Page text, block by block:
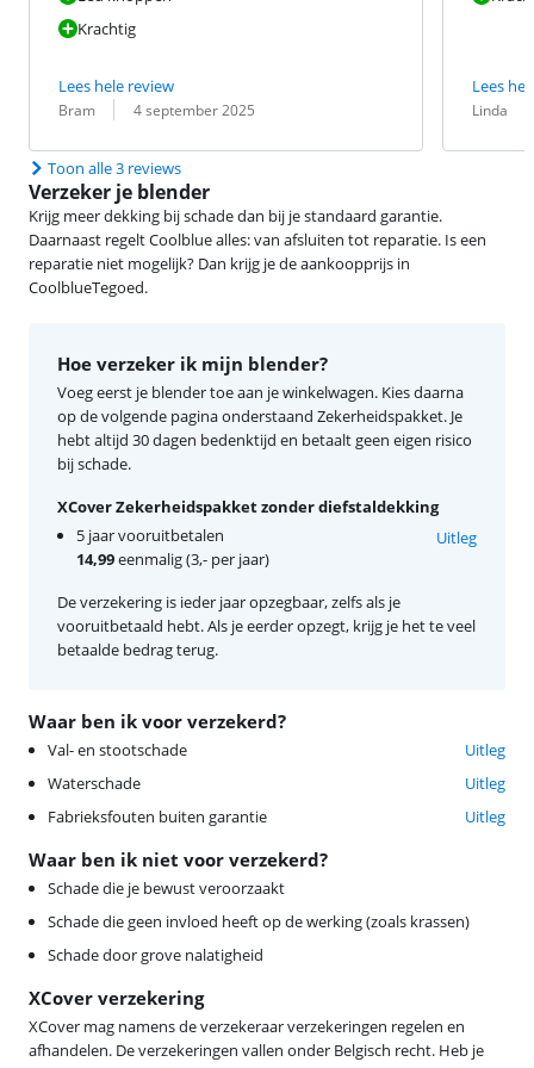
Krachtig
Lees hele review
Beoordeling door:
Bram
Datum: 4 september 2025
Lees
Linda
Datum:
Toon alle 3 reviews
Verzeker je blender
Krijg meer dekking bij schade dan bij je standaard garantie.
Daarnaast regelt Coolblue alles: van afsluiten tot reparatie. Is een
reparatie niet mogelijk? Dan krijg je de aankoopprijs in
CoolblueTegoed.
Waar ben ik voor verzekerd?
Val- en stootschade
Uitleg
Waterschade
Uitleg
Fabrieksfouten buiten garantie
Uitleg
Waar ben ik niet voor verzekerd?
Schade die je bewust veroorzaakt
Schade die geen invloed heeft op de werking (zoals krassen)
Schade door grove nalatigheid
XCover verzekering
XCover mag namens de verzekeraar verzekeringen regelen en
afhandelen. De verzekeringen vallen onder Belgisch recht. Heb je
Hoe verzeker ik mijn blender?
Voeg eerst je blender toe aan je winkelwagen. Kies daarna
op de volgende pagina onderstaand Zekerheidspakket. Je
hebt altijd 30 dagen bedenktijd en betaalt geen eigen risico
bij schade.
XCover Zekerheidspakket zonder diefstaldekking
5 jaar vooruitbetalen
14,99eenmalig (3,- per jaar)
Uitleg
De verzekering is ieder jaar opzegbaar, zelfs als je
vooruitbetaald hebt. Als je eerder opzegt, krijg je het te veel
betaalde bedrag terug.